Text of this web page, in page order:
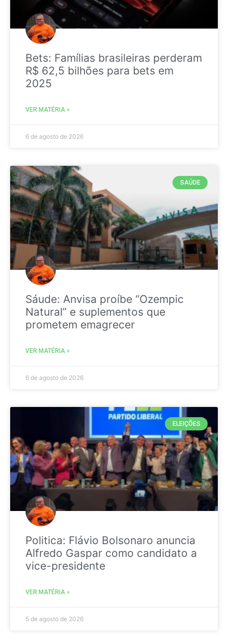
Bets: Famílias brasileiras perderam
R$ 62,5 bilhões para bets em
2025
VER MATÉRIA »
6 de agosto de 2026
SAÚDE
Sáude: Anvisa proíbe “Ozempic
Natural” e suplementos que
prometem emagrecer
VER MATÉRIA »
6 de agosto de 2026
ELEIÇÕES
Politica: Flávio Bolsonaro anuncia
Alfredo Gaspar como candidato a
vice-presidente
VER MATÉRIA »
5 de agosto de 2026